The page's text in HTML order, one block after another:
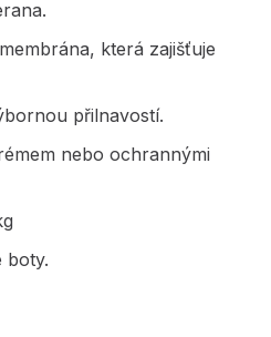
která zajišťuje
přilnavostí.
nebo ochrannými
boty.